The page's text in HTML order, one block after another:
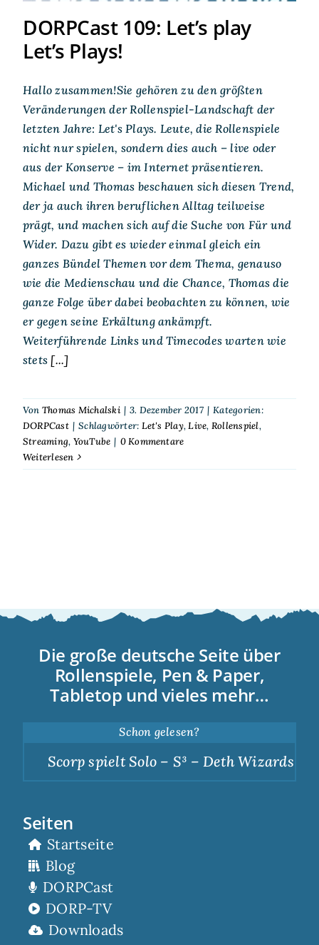
DORPCast 109: Let’s play
Let’s Plays!
Hallo zusammen!Sie gehören zu den größten
Veränderungen der Rollenspiel-Landschaft der
letzten Jahre: Let's Plays. Leute, die Rollenspiele
nicht nur spielen, sondern dies auch – live oder
aus der Konserve – im Internet präsentieren.
Michael und Thomas beschauen sich diesen Trend,
der ja auch ihren beruflichen Alltag teilweise
prägt, und machen sich auf die Suche von Für und
Wider. Dazu gibt es wieder einmal gleich ein
ganzes Bündel Themen vor dem Thema, genauso
wie die Medienschau und die Chance, Thomas die
ganze Folge über dabei beobachten zu können, wie
er gegen seine Erkältung ankämpft.
Weiterführende Links und Timecodes warten wie
stets [...]
Von Thomas Michalski | 3. Dezember 2017 | Kategorien:
DORPCast | Schlagwörter: Let's Play,Live, Rollenspiel,
Streaming, YouTube | 0 Kommentare
Weiterlesen
Die große deutsche Seite über
Rollenspiele, Pen & Paper,
Tabletop und vieles mehr…
Schon gelesen?
Scorp spielt Solo – S³ – Deth Wizards –
Seiten
Startseite
Blog
DORPCast
DORP-TV
Downloads